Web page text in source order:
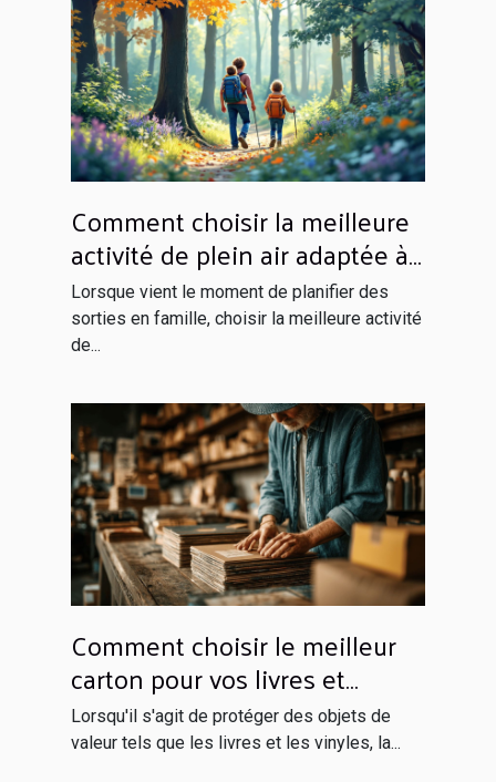
Comment choisir la meilleure
activité de plein air adaptée à
votre famille ?
Lorsque vient le moment de planifier des
sorties en famille, choisir la meilleure activité
de...
Comment choisir le meilleur
carton pour vos livres et
vinyles
Lorsqu'il s'agit de protéger des objets de
valeur tels que les livres et les vinyles, la...